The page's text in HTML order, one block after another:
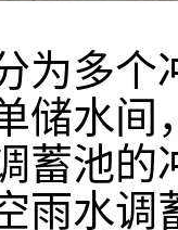
为多个
储水
蓄池
雨水调